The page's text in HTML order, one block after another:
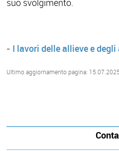
suo svolgimento.
- I lavori delle allieve e
Ultimo aggiornamento pagina: